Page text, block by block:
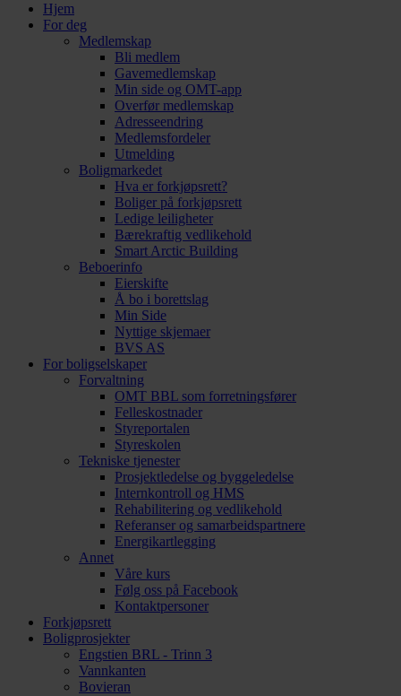
Hjem
For deg
Medlemskap
Bli medlem
Gavemedlemskap
Min side og OMT-app
Overfør medlemskap
Adresseendring
Medlemsfordeler
Utmelding
Boligmarkedet
Hva er forkjøpsrett?
Boliger på forkjøpsrett
Ledige leiligheter
Bærekraftig vedlikehold
Smart Arctic Building
Beboerinfo
Eierskifte
Å bo i borettslag
Min Side
Nyttige skjemaer
BVS AS
For boligselskaper
Forvaltning
OMT BBL som forretningsfører
Felleskostnader
Styreportalen
Styreskolen
Tekniske tjenester
Prosjektledelse og byggeledelse
Internkontroll og HMS
Rehabilitering og vedlikehold
Referanser og samarbeidspartnere
Energikartlegging
Annet
Våre kurs
Følg oss på Facebook
Kontaktpersoner
Forkjøpsrett
Boligprosjekter
Engstien BRL - Trinn 3
Vannkanten
Bovieran